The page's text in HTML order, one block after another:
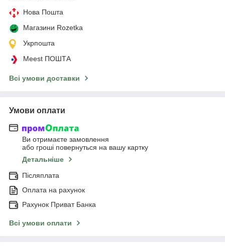
Нова Пошта
Магазини Rozetka
Укрпошта
Meest ПОШТА
Всі умови доставки
Умови оплати
Ви отримаєте замовлення
або гроші повернуться на вашу картку
Детальніше
Післяплата
Оплата на рахунок
Рахунок Приват Банка
Всі умови оплати